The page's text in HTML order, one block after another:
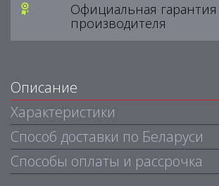
Официальная гарантия
производителя
Описание
Характеристики
Способ доставки по Беларуси
Способы оплаты и рассрочка